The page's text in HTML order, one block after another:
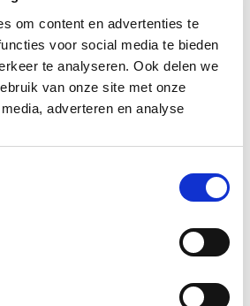
om content en advertenties te
voor social media te bieden
te analyseren. Ook delen we
van onze site met onze
adverteren en analyse
Dagblad